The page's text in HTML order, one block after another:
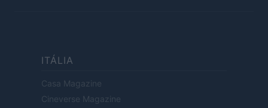
ITÁLIA
Casa Magazine
Cineverse Magazine